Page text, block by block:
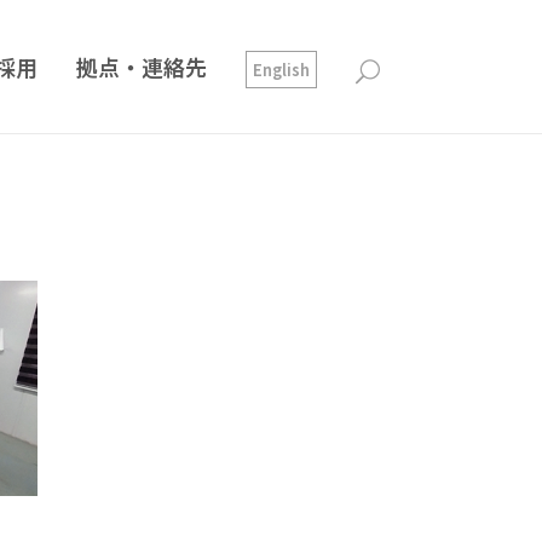
用 拠点・連絡先 English